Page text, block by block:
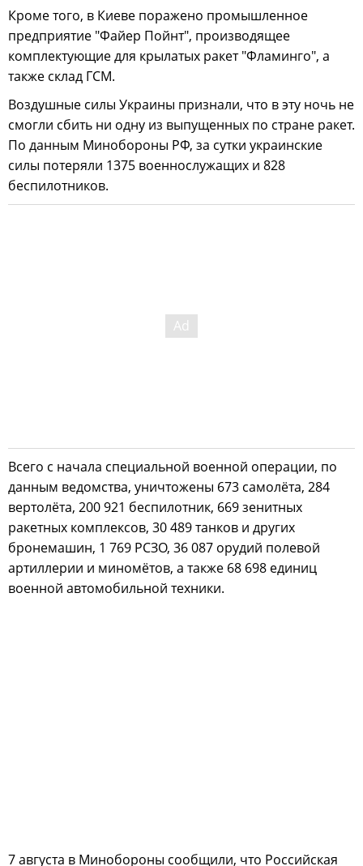
Кроме того, в Киеве поражено промышленное
предприятие "Файер Пойнт", производящее
комплектующие для крылатых ракет "Фламинго", а
также склад ГСМ.
Воздушные силы Украины признали, что в эту ночь не
смогли сбить ни одну из выпущенных по стране ракет.
По данным Минобороны РФ, за сутки украинские
силы потеряли 1375 военнослужащих и 828
беспилотников.
Всего с начала специальной военной операции, по
данным ведомства, уничтожены 673 самолёта, 284
вертолёта, 200 921 беспилотник, 669 зенитных
ракетных комплексов, 30 489 танков и других
бронемашин, 1 769 РСЗО, 36 087 орудий полевой
артиллерии и миномётов, а также 68 698 единиц
военной автомобильной техники.
7 августа в Минобороны сообщили, что Российская